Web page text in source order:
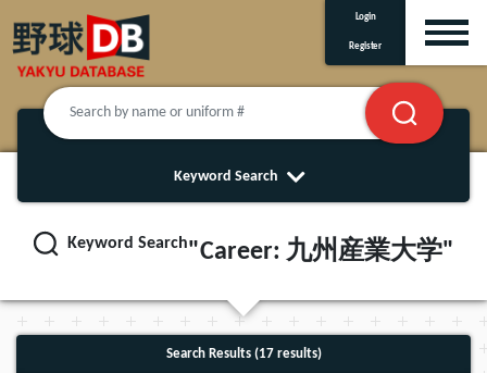
Login
Register
Keyword Search
Keyword Search"Career: 九州産業大学"
Search Results (17 results)